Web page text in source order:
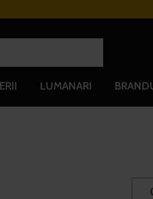
LUMANARI